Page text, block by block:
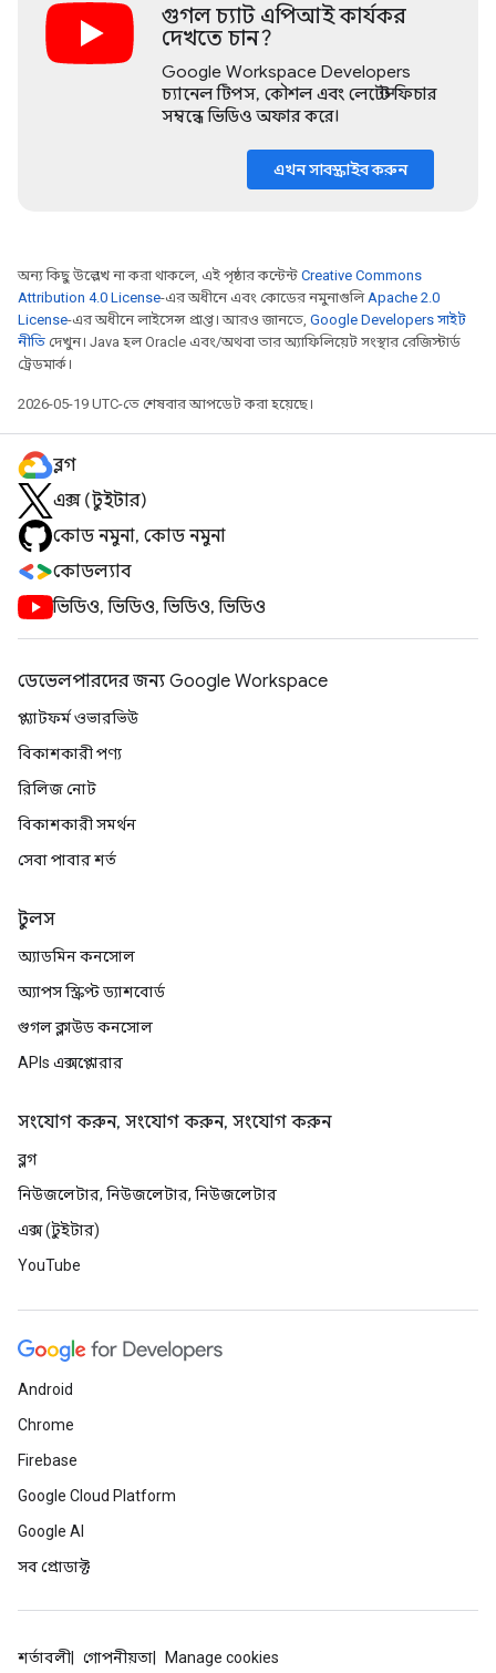
গুগল চ্যাট এপিআই কার্যকর
দেখতে চান?
Google Workspace Developers
চ্যানেল টিপস, কৌশল এবং লেটেস্ট ফিচার
সম্বন্ধে ভিডিও অফার করে।
এখন সাবস্ক্রাইব করুন
অন্য কিছু উল্লেখ না করা থাকলে, এই পৃষ্ঠার কন্টেন্ট Creative Commons
Attribution 4.0 License-এর অধীনে এবং কোডের নমুনাগুলি Apache 2.0
License-এর অধীনে লাইসেন্স প্রাপ্ত। আরও জানতে, Google Developers সাইট
নীতি দেখুন। Java হল Oracle এবং/অথবা তার অ্যাফিলিয়েট সংস্থার রেজিস্টার্ড
ট্রেডমার্ক।
2026-05-19 UTC-তে শেষবার আপডেট করা হয়েছে।
ব্লগ
এক্স (টুইটার)
কোড নমুনা, কোড নমুনা
কোডল্যাব
ভিডিও, ভিডিও, ভিডিও, ভিডিও
ডেভেলপারদের জন্য Google Workspace
প্ল্যাটফর্ম ওভারভিউ
বিকাশকারী পণ্য
রিলিজ নোট
বিকাশকারী সমর্থন
সেবা পাবার শর্ত
টুলস
অ্যাডমিন কনসোল
অ্যাপস স্ক্রিপ্ট ড্যাশবোর্ড
গুগল ক্লাউড কনসোল
APIs এক্সপ্লোরার
সংযোগ করুন, সংযোগ করুন, সংযোগ করুন
ব্লগ
নিউজলেটার, নিউজলেটার, নিউজলেটার
এক্স (টুইটার)
YouTube
Android
Chrome
Firebase
Google Cloud Platform
Google AI
সব প্রোডাক্ট
শর্তাবলী গোপনীয়তা Manage cookies